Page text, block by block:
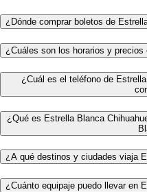
¿Dónde comprar boletos de
¿Cuáles son los horarios y
¿Cuál es el teléfono de
¿Qué es Estrella Blanca
¿A qué destinos y ciudades viaja
¿Cuánto equipaje puedo llevar en